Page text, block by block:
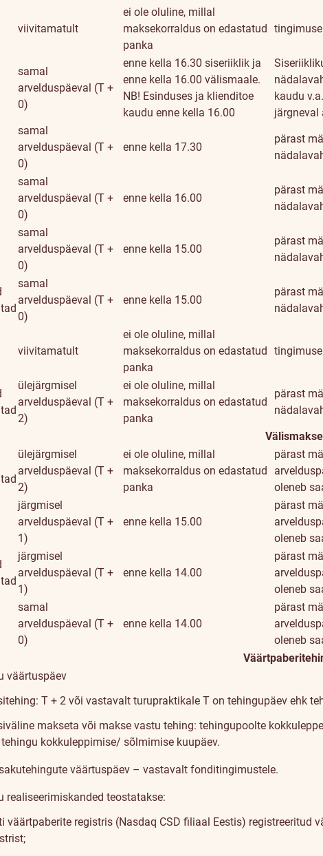
viivitamatult
ei ole oluline, millal
maksekorraldus on edastatud
panka
samal
arvelduspäeval (T +
0)
enne kella 16.30 siseriiklik ja
enne kella 16.00 välismaale.
NB! Esinduses ja klienditoe
kaudu enne kella 16.00
kaudu
järgneval
samal
arvelduspäeval (T +
0)
enne kella 17.30
pärast
samal
arvelduspäeval (T +
0)
enne kella 16.00
pärast
samal
arvelduspäeval (T +
0)
enne kella 15.00
pärast
samal
arvelduspäeval (T +
0)
enne kella 15.00
pärast
viivitamatult
ei ole oluline, millal
maksekorraldus on edastatud
panka
ülejärgmisel
arvelduspäeval (T +
2)
ei ole oluline, millal
maksekorraldus on edastatud
panka
pärast
Välismakse
ülejärgmisel
arvelduspäeval (T +
2)
ei ole oluline, millal
maksekorraldus on edastatud
panka
pärast
oleneb
järgmisel
arvelduspäeval (T +
1)
enne kella 15.00
pärast
oleneb
järgmisel
arvelduspäeval (T +
1)
enne kella 14.00
pärast
oleneb
samal
arvelduspäeval (T +
0)
enne kella 14.00
pärast
oleneb
väärtuspäev
T + 2 või vastavalt turupraktikale T on tehingupäev ehk
makseta või makse vastu tehing: tehingupoolte
kokkuleppimise/ sõlmimise kuupäev.
väärtuspäev – vastavalt fonditingimustele.
realiseerimiskanded teostatakse:
väärtpaberite registris (Nasdaq CSD filiaal Eestis)